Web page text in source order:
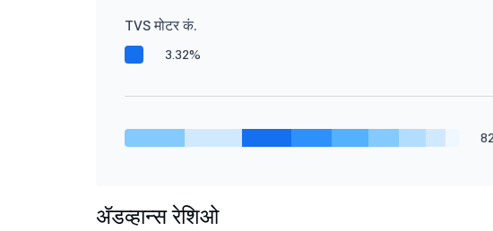
TVS मोटर कं.
3.32%
ॲडव्हान्स रेशिओ